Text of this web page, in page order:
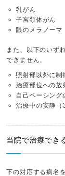
乳がん
子宮頚体がん
眼のメラノーマ
また、以下のいず
できません。
照射部以外に制
治療部位への放
自己ペーシング
治療中の安静（
当院で治療でき
下の対応する病名